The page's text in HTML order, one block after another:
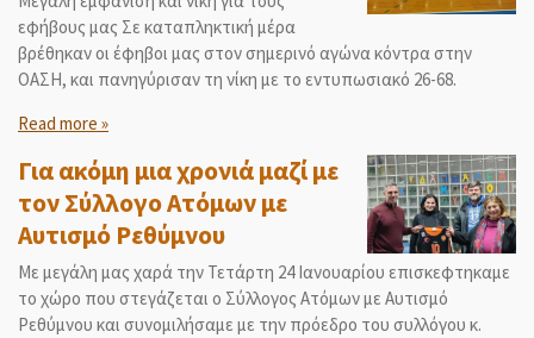
εφήβους μας Σε καταπληκτική μέρα
βρέθηκαν οι έφηβοι μας στον σημερινό αγώνα κόντρα στην
ΟΑΣΗ, και πανηγύρισαν τη νίκη με το εντυπωσιακό 26-68.
Read more »
Για ακόμη μια χρονιά μαζί με
τον Σύλλογο Ατόμων με
Αυτισμό Ρεθύμνου
Με μεγάλη μας χαρά την Τετάρτη 24 Ιανουαρίου επισκεφτηκαμε
το χώρο που στεγάζεται ο Σύλλογος Ατόμων με Αυτισμό
Ρεθύμνου και συνομιλήσαμε με την πρόεδρο του συλλόγου κ.